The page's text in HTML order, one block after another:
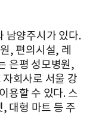
남양주시가 있다.
, 편의시설, 레
은평 성모병원,
회사로 서울 강
용할 수 있다. 스
대형 마트 등 주